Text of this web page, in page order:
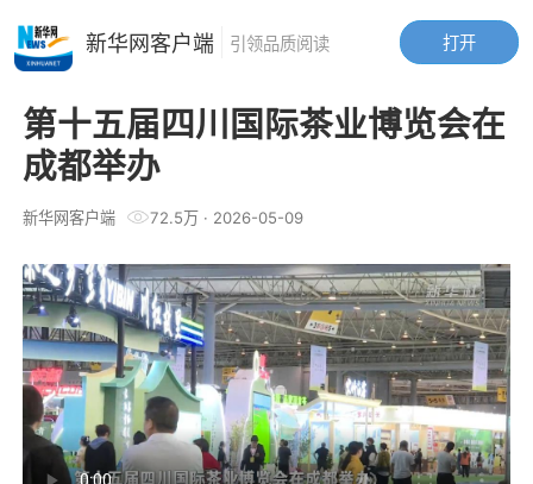
第十五届四川国际茶业博览会在
成都举办
新华网客户端 72.5万· 2026-05-09
打开
新华网客户端 引领品质阅读